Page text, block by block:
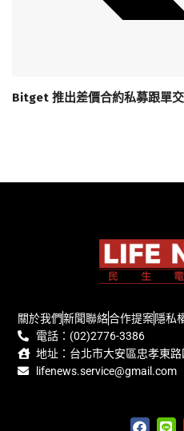
Bitget 推出差價合約私募跟單
關於我們新聞聯絡合作提案隱私
電話：(02)2776-3386
地址：台北市大安區忠孝東
lifenews.service@gmail.com